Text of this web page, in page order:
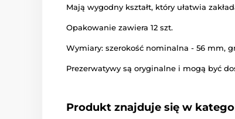
Mają wygodny kształt, który ułatwia
Opakowanie zawiera 12 szt.
Wymiary: szerokość nominalna - 56 mm,
Prezerwatywy są oryginalne i mogą być
Produkt znajduje się w